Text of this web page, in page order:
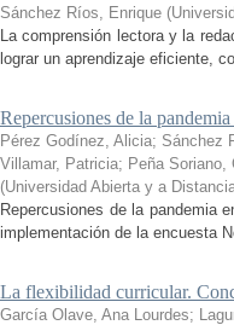
Sánchez Ríos, Enrique (
La comprensión lectora y la
lograr un aprendizaje eficiente,
Repercusiones de la
Pérez Godínez, Alicia; Sánchez
Villamar, Patricia; Peña Soriano,
(Universidad Abierta y a
Repercusiones de la pandemia
implementación de la encuesta
La flexibilidad curricular.
García Olave, Ana Lourdes;